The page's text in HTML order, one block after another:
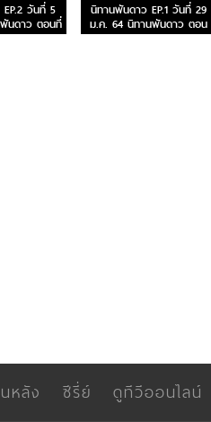
วันที่ 5
นดาว ตอนที่
นิทานพันดาว EP.1 วันที่ 29
ม.ค. 64 นิทานพันดาว ตอน
แรก
หลัง ซีรี่ย์ ดูทีวีออนไลน์